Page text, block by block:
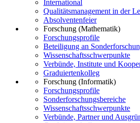
International
Qualitätsmanagement in der
Absolventenfeier
Forschung (Mathematik)
Forschungsprofile
Beteiligung an
Wissenschaftsschwerpunkte
Verbünde, Institute und
Graduiertenkolleg
Forschung (Informatik)
Forschungsprofile
Sonderforschungsbereiche
Wissenschaftsschwerpunkte
Verbünde, Partner und